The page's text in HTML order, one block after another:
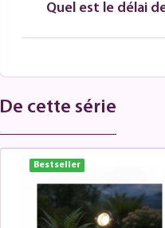
Quel est le délai
De cette série
Bestseller